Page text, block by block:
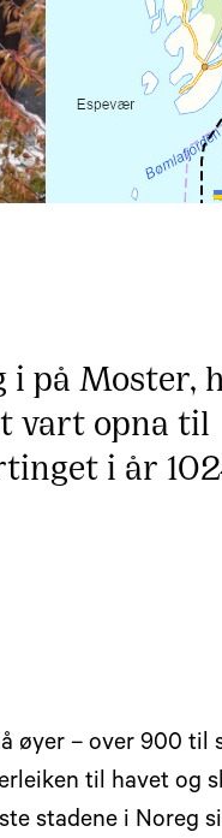
på Moster,
vart opna til
i år
øyer – over 900 til
til havet og
stadene i Noreg